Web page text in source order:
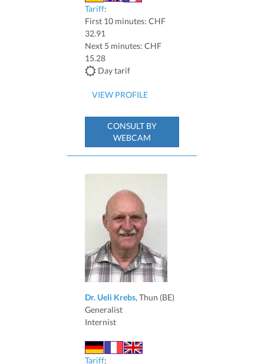
Tariff:
First 10 minutes: CHF
32.91
Next 5 minutes: CHF
15.28
Day tarif
VIEW PROFILE
CONSULT BY
WEBCAM
Dr. Ueli Krebs, Thun (BE)
Generalist
Internist
Tariff: